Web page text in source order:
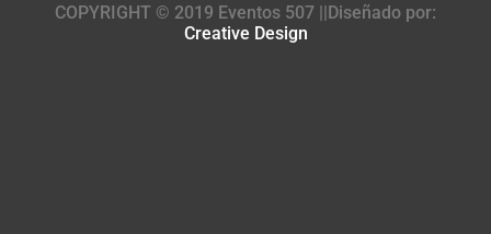
COPYRIGHT © 2019 Eventos 507 ||Diseñado por:
Creative Design